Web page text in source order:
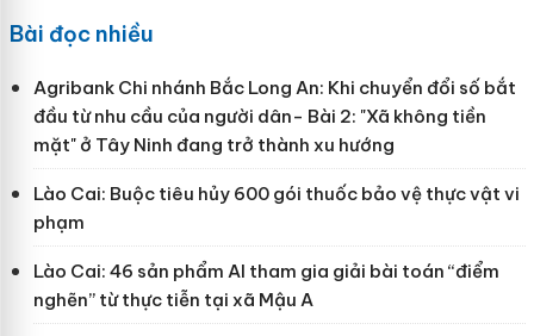
Bài đọc nhiều
Agribank Chi nhánh Bắc Long An: Khi chuyển đổi số bắt
đầu từ nhu cầu của người dân- Bài 2: "Xã không tiền
mặt" ở Tây Ninh đang trở thành xu hướng
Lào Cai: Buộc tiêu hủy 600 gói thuốc bảo vệ thực vật vi
phạm
Lào Cai: 46 sản phẩm AI tham gia giải bài toán “điểm
nghẽn” từ thực tiễn tại xã Mậu A